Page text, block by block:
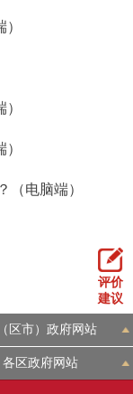
（电脑端）
评价
建议
区市）政府网站
各区政府网站